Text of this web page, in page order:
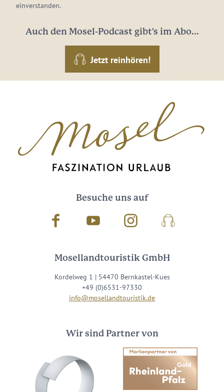
einverstanden.
Auch den Mosel-Podcast gibt's im Abo...
Jetzt reinhören!
Besuche uns auf
Facebook Youtube InstagramPodcast
Mosellandtouristik GmbH
Kordelweg 1 | 54470 Bernkastel-Kues
+49 (0)6531-97330
info@mosellandtouristik.de
Wir sind Partner von